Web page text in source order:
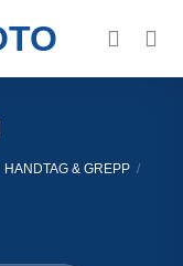
HANDTAG & GREPP /